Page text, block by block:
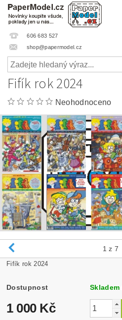
606 683 527
shop@papermodel.cz
Fifík rok 2024
Neohodnoceno
1 z 7
Fifík rok 2024
Dostupnost Skladem
1 000 Kč